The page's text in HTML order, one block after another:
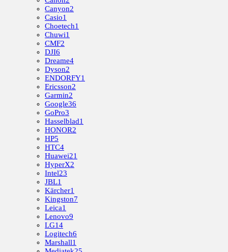
Canyon2
Casio1
Choetech1
Chuwi1
CMF2
DJI6
Dreame4
Dyson2
ENDORFY1
Ericsson2
Garmin2
Google36
GoPro3
Hasselblad1
HONOR2
HP5
HTC4
Huawei21
HyperX2
Intel23
JBL1
Kärcher1
Kingston7
Leica1
Lenovo9
LG14
Logitech6
Marshall1